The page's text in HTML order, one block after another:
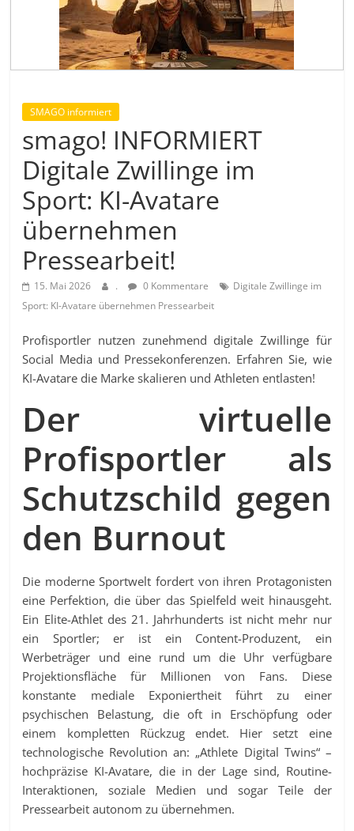
SMAGO informiert
smago! INFORMIERT
Digitale Zwillinge im
Sport: KI-Avatare
übernehmen
Pressearbeit!
15. Mai 2026 . 0 Kommentare
Digitale Zwillinge im
Sport: KI-Avatare übernehmen Pressearbeit
Profisportler nutzen zunehmend digitale Zwillinge für
Social Media und Pressekonferenzen. Erfahren Sie, wie
KI-Avatare die Marke skalieren und Athleten entlasten!
Der virtuelle
Profisportler als
Schutzschild gegen
den Burnout
Die moderne Sportwelt fordert von ihren Protagonisten
eine Perfektion, die über das Spielfeld weit hinausgeht.
Ein Elite-Athlet des 21. Jahrhunderts ist nicht mehr nur
ein Sportler; er ist ein Content-Produzent, ein
Werbeträger und eine rund um die Uhr verfügbare
Projektionsfläche für Millionen von Fans. Diese
konstante mediale Exponiertheit führt zu einer
psychischen Belastung, die oft in Erschöpfung oder
einem kompletten Rückzug endet. Hier setzt eine
technologische Revolution an: „Athlete Digital Twins“ –
hochpräzise KI-Avatare, die in der Lage sind, Routine-
Interaktionen, soziale Medien und sogar Teile der
Pressearbeit autonom zu übernehmen.